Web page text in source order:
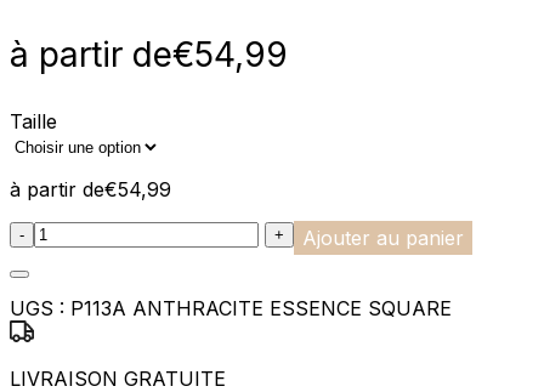
à partir de€54,99
Taille
à partir de€54,99
:product_name quantity
- + Ajouter au panier
UGS : P113A ANTHRACITE ESSENCE SQUARE
LIVRAISON GRATUITE